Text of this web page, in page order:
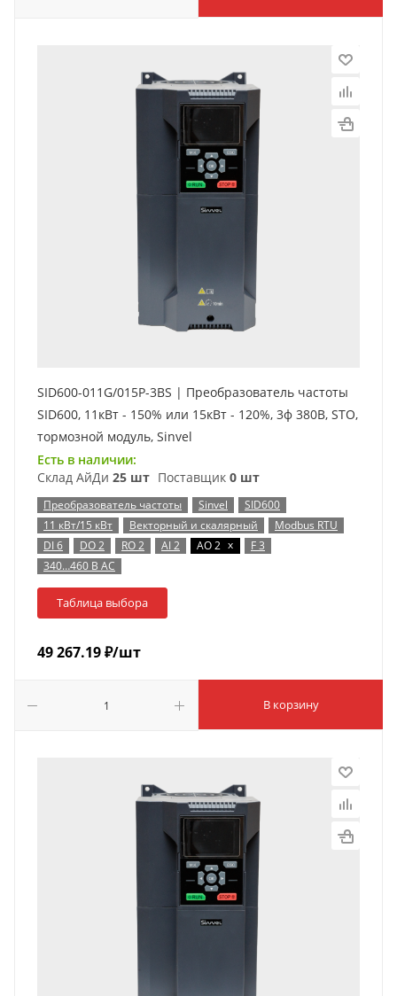
SID600-011G/015P-3BS | Преобразователь частоты
SID600, 11кВт - 150% или 15кВт - 120%, 3ф 380В, STO,
тормозной модуль, Sinvel
Есть в наличии:
Склад АйДи 25 шт Поставщик 0 шт
Преобразователь частоты Sinvel
SID600
11 кВт/15 кВт
Векторный и скалярный
Modbus RTU
DI 6
DO 2 RO 2 AI 2 AO 2 x
F 3
340…460 В AC
Таблица выбора
49 267.19₽/шт
В корзину